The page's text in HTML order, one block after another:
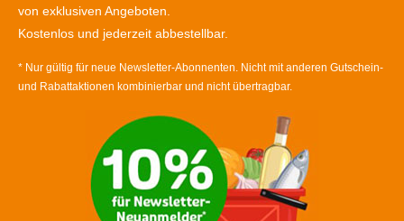
von exklusiven Angeboten.
Kostenlos und jederzeit abbestellbar.
* Nur gültig für neue Newsletter-Abonnenten. Nicht mit anderen Gutschein-
und Rabattaktionen kombinierbar und nicht übertragbar.